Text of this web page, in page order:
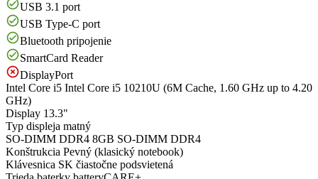
USB 3.1 port
USB Type-C port
Bluetooth pripojenie
SmartCard Reader
DisplayPort
Intel Core i5 Intel Core i5 10210U (6M Cache, 1.60 GHz up to 4.20
GHz)
Display 13.3"
Typ displeja matný
SO-DIMM DDR4 8GB SO-DIMM DDR4
Konštrukcia Pevný (klasický notebook)
Klávesnica SK čiastočne podsvietená